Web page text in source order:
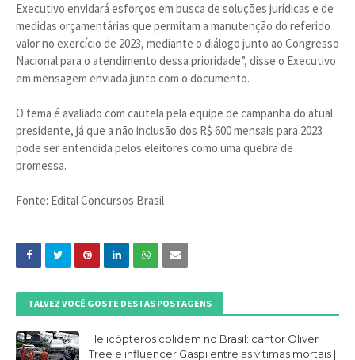
Executivo envidará esforços em busca de soluções jurídicas e de
medidas orçamentárias que permitam a manutenção do referido
valor no exercício de 2023, mediante o diálogo junto ao Congresso
Nacional para o atendimento dessa prioridade”, disse o Executivo
em mensagem enviada junto com o documento.
O tema é avaliado com cautela pela equipe de campanha do atual
presidente, já que a não inclusão dos R$ 600 mensais para 2023
pode ser entendida pelos eleitores como uma quebra de
promessa.
Fonte: Edital Concursos Brasil
TALVEZ VOCÊ GOSTE DESTAS POSTAGENS
Helicópteros colidem no Brasil: cantor Oliver
Tree e influencer Gaspi entre as vítimas mortais |